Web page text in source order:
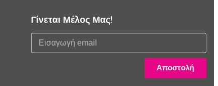
Γίνεται Μέλος Μας!
Αποστολή